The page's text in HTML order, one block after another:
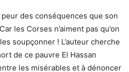
peur des conséquences que son
les Corses n’aiment pas qu’on
soupçonner ! L’auteur cherche
de ce pauvre El Hassan
les misérables et à dénoncer